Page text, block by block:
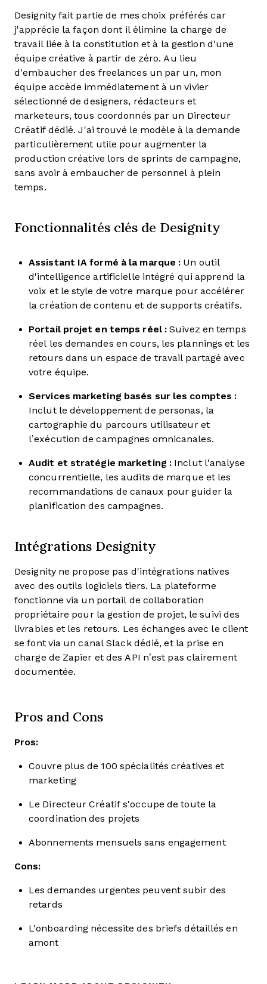
Designity fait partie de mes choix préférés car
j'apprécie la façon dont il élimine la charge de
travail liée à la constitution et à la gestion d'une
équipe créative à partir de zéro. Au lieu
d'embaucher des freelances un par un, mon
équipe accède immédiatement à un vivier
sélectionné de designers, rédacteurs et
marketeurs, tous coordonnés par un Directeur
Créatif dédié. J'ai trouvé le modèle à la demande
particulièrement utile pour augmenter la
production créative lors de sprints de campagne,
sans avoir à embaucher de personnel à plein
temps.
Fonctionnalités clés de Designity
Assistant IA formé à la marque : Un outil
d'intelligence artificielle intégré qui apprend la
voix et le style de votre marque pour accélérer
la création de contenu et de supports créatifs.
Portail projet en temps réel : Suivez en temps
réel les demandes en cours, les plannings et les
retours dans un espace de travail partagé avec
votre équipe.
Services marketing basés sur les comptes :
Inclut le développement de personas, la
cartographie du parcours utilisateur et
l’exécution de campagnes omnicanales.
Audit et stratégie marketing : Inclut l'analyse
concurrentielle, les audits de marque et les
recommandations de canaux pour guider la
planification des campagnes.
Intégrations Designity
Designity ne propose pas d'intégrations natives
avec des outils logiciels tiers. La plateforme
fonctionne via un portail de collaboration
propriétaire pour la gestion de projet, le suivi des
livrables et les retours. Les échanges avec le client
se font via un canal Slack dédié, et la prise en
charge de Zapier et des API n’est pas clairement
documentée.
Pros and Cons
Pros:
Couvre plus de 100 spécialités créatives et
marketing
Le Directeur Créatif s'occupe de toute la
coordination des projets
Abonnements mensuels sans engagement
Cons:
Les demandes urgentes peuvent subir des
retards
L'onboarding nécessite des briefs détaillés en
amont